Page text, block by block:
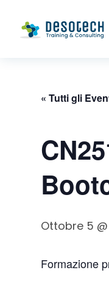
« Tutti gli
Ottobre 5
Formazione